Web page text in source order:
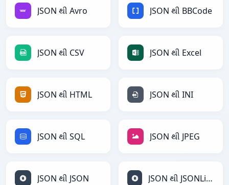
JSON થી Avro JSON થી BBCode
JSON થી CSV JSON થી Excel
JSON થી HTML JSON થી INI
JSON થી SQL JSON થી JPEG
JSON થી JSON JSON થી JSONLines